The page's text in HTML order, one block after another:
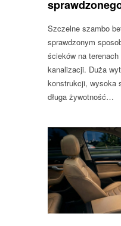
Szczelne szambo
sprawdzonym
ścieków na
kanalizacji. Duża
konstrukcji, wysoka
długa żywotność…